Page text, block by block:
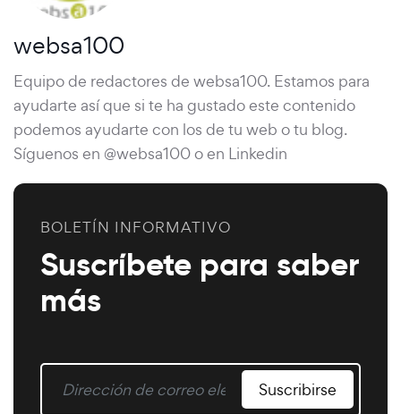
websa100
Equipo de redactores de websa100. Estamos para
ayudarte así que si te ha gustado este contenido
podemos ayudarte con los de tu web o tu blog.
Síguenos en @websa100 o en Linkedin
BOLETÍN INFORMATIVO
Suscríbete para saber
más
Suscribirse